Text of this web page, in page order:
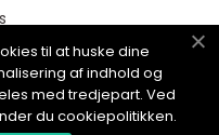
til at huske dine
af indhold og
med tredjepart. Ved
du cookiepolitikken.